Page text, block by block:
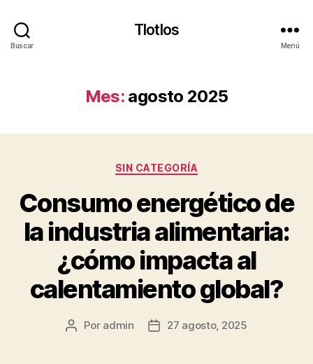
Buscar
Tlotlos
Menú
Mes: agosto 2025
Categorías
SIN CATEGORÍA
Consumo energético de
la industria alimentaria:
¿cómo impacta al
calentamiento global?
Autor
Por admin
Fecha27 agosto, 2025